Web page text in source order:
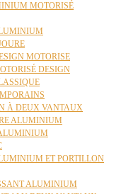
MOTORISÉ
MOTORISE
DESIGN
À DEUX VANTAUX
ALUMINIUM
ET PORTILLON
ALUMINIUM